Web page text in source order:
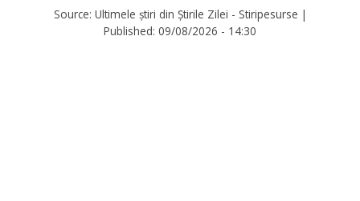
Source: Ultimele știri din Știrile Zilei - Stiripesurse |
Published: 09/08/2026 - 14:30